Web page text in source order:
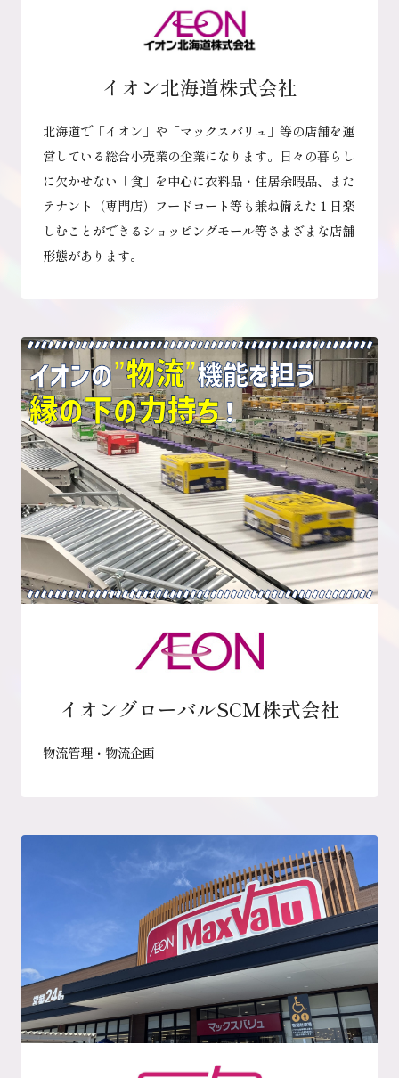
イオン北海道株式会社
北海道で「イオン」や「マックスバリュ」等の店舗を運
営している総合小売業の企業になります。日々の暮らし
に欠かせない「食」を中心に衣料品・住居余暇品、また
テナント（専門店）フードコート等も兼ね備えた１日楽
しむことができるショッピングモール等さまざまな店舗
形態があります。
イオングローバルSCM株式会社
物流管理・物流企画